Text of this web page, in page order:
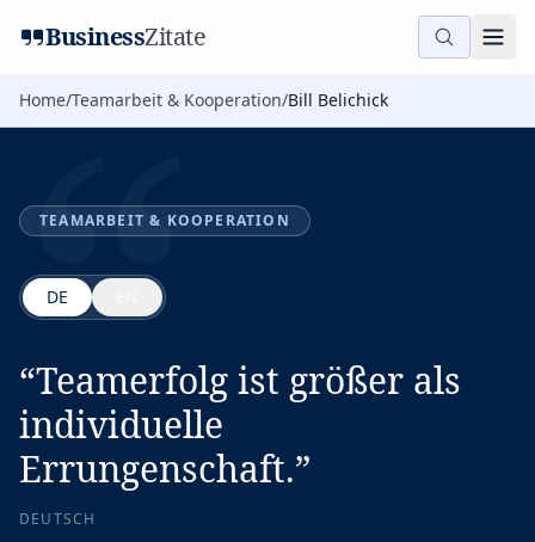
BusinessZitate
Home/Teamarbeit & Kooperation/Bill Belichick
“
TEAMARBEIT & KOOPERATION
DE
“Teamerfolg ist größer als
individuelle
Errungenschaft.”
DEUTSCH